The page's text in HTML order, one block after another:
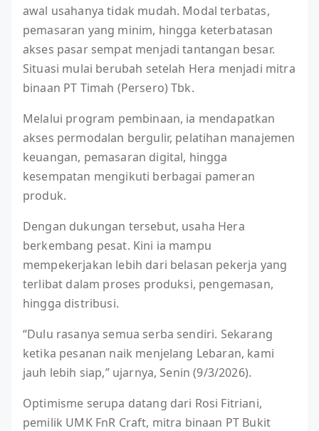
awal usahanya tidak mudah. Modal terbatas,
pemasaran yang minim, hingga keterbatasan
akses pasar sempat menjadi tantangan besar.
Situasi mulai berubah setelah Hera menjadi mitra
binaan PT Timah (Persero) Tbk.
Melalui program pembinaan, ia mendapatkan
akses permodalan bergulir, pelatihan manajemen
keuangan, pemasaran digital, hingga
kesempatan mengikuti berbagai pameran
produk.
Dengan dukungan tersebut, usaha Hera
berkembang pesat. Kini ia mampu
mempekerjakan lebih dari belasan pekerja yang
terlibat dalam proses produksi, pengemasan,
hingga distribusi.
“Dulu rasanya semua serba sendiri. Sekarang
ketika pesanan naik menjelang Lebaran, kami
jauh lebih siap,” ujarnya, Senin (9/3/2026).
Optimisme serupa datang dari Rosi Fitriani,
pemilik UMK FnR Craft, mitra binaan PT Bukit